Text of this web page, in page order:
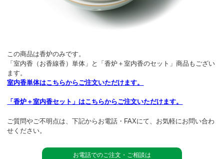
この商品は香炉のみです。
「室内香（お香線香）単体」と「香炉＋室内香のセット」商品もござい
ます。
室内香単体はこちらからご注文いただけます。
「香炉＋室内香セット」はこちらからご注文いただけます。
ご質問やご不明点は、下記からお電話・FAXにて、お気軽にお問い合わ
せください。
お電話でのご注文・ご相談は